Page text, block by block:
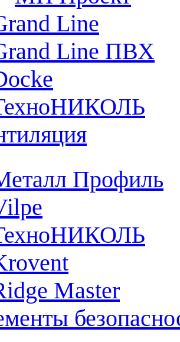
Line
Line ПВХ
Профиль
Master